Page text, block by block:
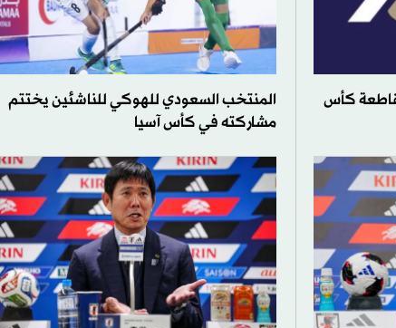
كأس
المنتخب السعودي للهوكي للناشئين يختتم
مشاركته في كأس آسيا